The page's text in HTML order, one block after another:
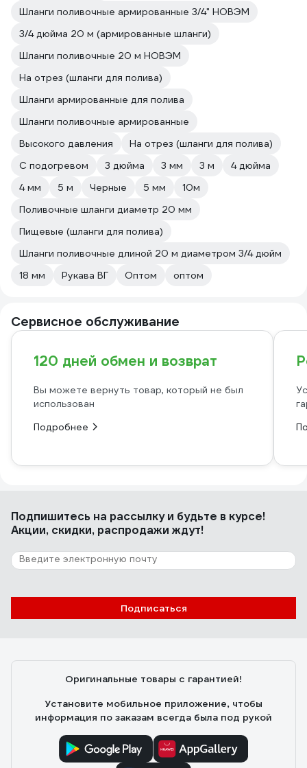
Шланги поливочные армированные 3/4" НОВЭМ
3/4 дюйма 20 м (армированные шланги)
Шланги поливочные 20 м НОВЭМ
На отрез (шланги для полива)
Шланги армированные для полива
Шланги поливочные армированные
Высокого давления
На отрез (шланги для полива)
С подогревом
3 дюйма 3 мм 3 м
4 дюйма
4 мм
5 м Черные 5 мм
10м
Поливочные шланги диаметр 20 мм
Пищевые (шланги для полива)
Шланги поливочные длиной 20 м диаметром 3/4 дюйм
18 мм
Рукава ВГ Оптом оптом
Сервисное обслуживание
120 дней обмен и возврат
Вы можете вернуть товар, который не был
использован
Подробнее
Подпишитесь на рассылкуи будьте в курсе!
Акции, скидки, распродажи ждут!
Подписаться
Оригинальные товары с гарантией!
Установите мобильное приложение, чтобы
информация по заказам всегда была под рукой